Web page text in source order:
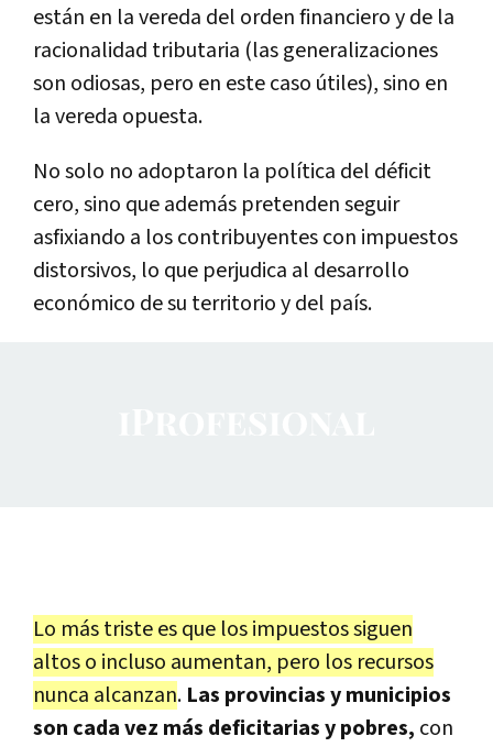
están en la vereda del orden financiero y de la
racionalidad tributaria (las generalizaciones
son odiosas, pero en este caso útiles), sino en
la vereda opuesta.
No solo no adoptaron la política del déficit
cero, sino que además pretenden seguir
asfixiando a los contribuyentes con impuestos
distorsivos, lo que perjudica al desarrollo
económico de su territorio y del país.
Lo más triste es que los impuestos siguen
altos o incluso aumentan, pero los recursos
nunca alcanzan. Las provincias y municipios
son cada vez más deficitarias y pobres, con